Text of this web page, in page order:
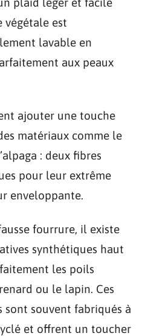
végétale est
lavable en
aux peaux
ajouter une touche
matériaux comme le
: deux fibres
pour leur extrême
enveloppante.
fourrure, il existe
synthétiques haut
les poils
ou le lapin. Ces
sont souvent fabriqués à
et offrent un toucher